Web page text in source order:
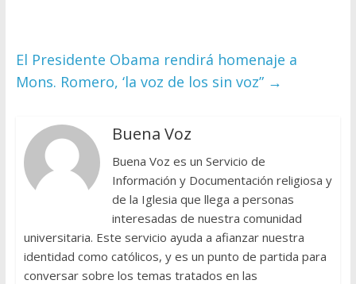
El Presidente Obama rendirá homenaje a
Mons. Romero, ‘la voz de los sin voz” →
Buena Voz
Buena Voz es un Servicio de
Información y Documentación religiosa y
de la Iglesia que llega a personas
interesadas de nuestra comunidad
universitaria. Este servicio ayuda a afianzar nuestra
identidad como católicos, y es un punto de partida para
conversar sobre los temas tratados en las